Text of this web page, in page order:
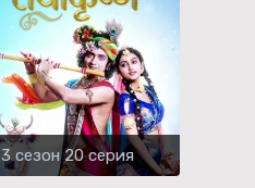
3 сезон 20 серия